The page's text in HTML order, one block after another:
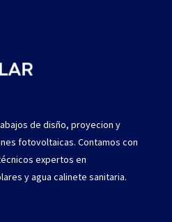
de disño, proyecion y
fotovoltaicas. Contamos con
expertos en
y agua calinete sanitaria.